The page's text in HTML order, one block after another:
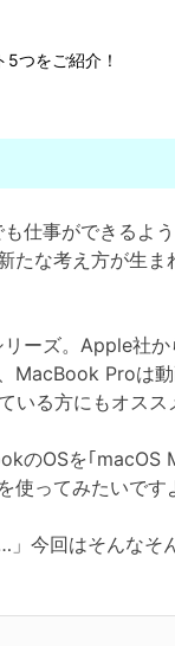
つをご紹介！
仕事ができるよ
たな考え方が生
ーズ。Apple社
MacBook Proは
る方にもオスス
のOSを｢macOS
使ってみたいです
」今回はそんな